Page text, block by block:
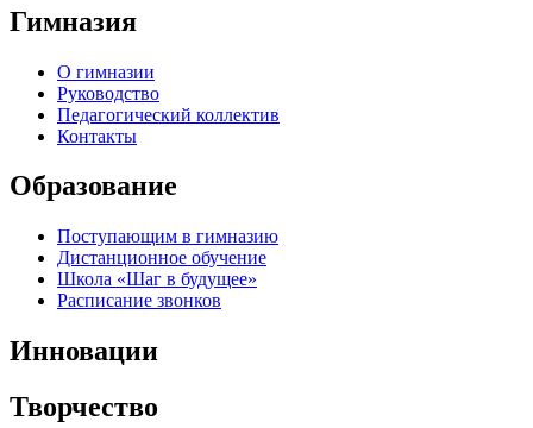
Гимназия
О гимназии
Руководство
Педагогический коллектив
Контакты
Образование
Поступающим в гимназию
Дистанционное обучение
Школа «Шаг в будущее»
Расписание звонков
Инновации
Творчество